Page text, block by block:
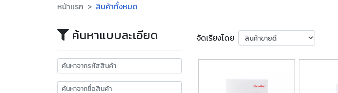
หน้าแรก สินค้าทั้งหมด
ค้นหาแบบละเอียด จัดเรียงโดย